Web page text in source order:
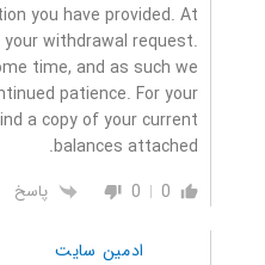
you have provided. At
withdrawal request.
time, and as such we
patience. For your
a copy of your current
balances attached.
0
0 پاسخ
ادمین سایت